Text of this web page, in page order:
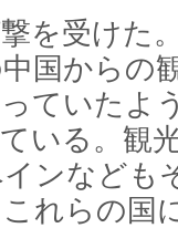
を受けた
国からの
ていたよ
いる。観
ンなども
れらの国